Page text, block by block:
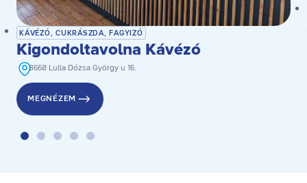
KÁVÉZÓ, CUKRÁSZDA, FAGYIZÓ
Kigondoltavolna Kávézó
8660 Lulla Dózsa György u 16.
MEGNÉZEM